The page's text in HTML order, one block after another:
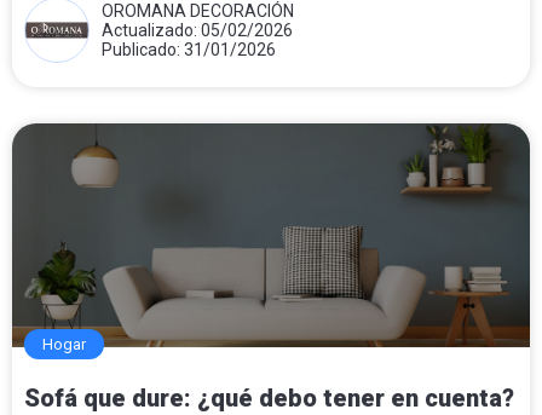
OROMANA DECORACIÓN
Actualizado: 05/02/2026
Publicado: 31/01/2026
Hogar
Sofá que dure: ¿qué debo tener en cuenta?